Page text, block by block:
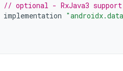
// optional - RxJava3 support
implementation